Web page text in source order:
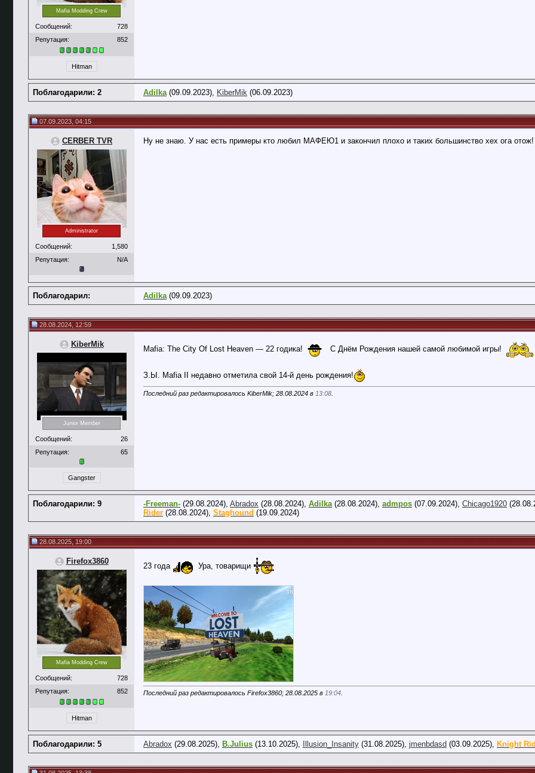
Mafia Modding Crew
Сообщений:
728
Репутация:
852
Hitman
Поблагодарили: 2 Adilka(09.09.2023), KiberMik (06.09.2023)
07.09.2023, 04:15
CERBER TVR
Administrator
Сообщений:
1,580
Репутация:
N/A
Ну не знаю. У нас есть примеры кто любил МАФЕЮ1 и закончил плохо и таких большинство хех ога отож!
Поблагодарил: Adilka(09.09.2023)
28.08.2024, 12:59
KiberMik
Junior Member
Сообщений:
26
Репутация:
65
Gangster
Mafia: The City Of Lost Heaven — 22 годика! С Днём Рождения нашей самой любимой игры!
З.Ы. Mafia II недавно отметила свой 14-й день рождения!
Последний раз редактировалось KiberMik; 28.08.2024 в 13:08
Поблагодарили: 9 -Freeman- (29.08.2024), Abradox (28.08.2024), Adilka(28.08.2024), admpos (07.09.2024), Chicago1920
Rider (28.08.2024), Staghound (19.09.2024)
28.08.2025, 19:00
Firefox3860
Mafia Modding Crew
Сообщений:
728
Репутация:
852
Hitman
23 года Ура, товарищи
Последний раз редактировалось Firefox3860; 28.08.2025 в 19:04
Поблагодарили: 5 Abradox (29.08.2025), B.Julius (13.10.2025), Illusion_Insanity (31.08.2025), jmenbdasd (03.09.2025), Knight